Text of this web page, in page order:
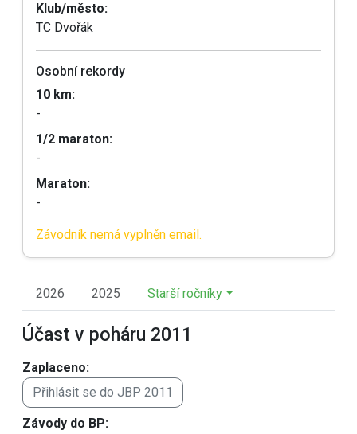
Klub/město:
TC Dvořák
Osobní rekordy
10 km:
-
1/2 maraton:
-
Maraton:
-
Závodník nemá vyplněn email.
2026 2025 Starší ročníky
Účast v poháru 2011
Zaplaceno:
Přihlásit se do JBP 2011
Závody do BP: